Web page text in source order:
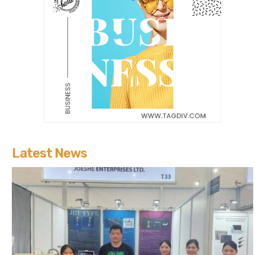
Latest News